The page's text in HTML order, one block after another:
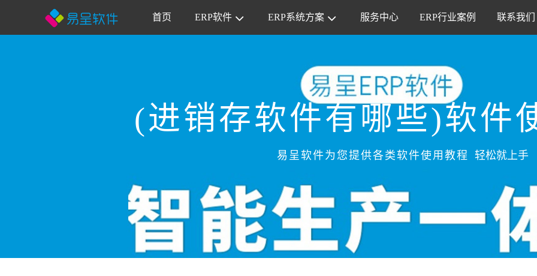
首页 ERP软件 ERP系统方案 服务中心 ERP行业案例 联系我们
(进销存软件有哪些)软件
易呈软件为您提供各类软件使用教程 轻松就上手